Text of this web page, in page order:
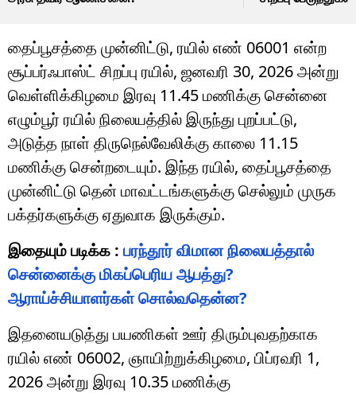
தைப்பூசத்தை முன்னிட்டு, ரயில் எண் 06001 என்ற
சூப்பர்ஃபாஸ்ட் சிறப்பு ரயில், ஜனவரி 30, 2026 அன்று
வெள்ளிக்கிழமை இரவு 11.45 மணிக்கு சென்னை
எழும்பூர் ரயில் நிலையத்தில் இருந்து புறப்பட்டு,
அடுத்த நாள் திருநெல்வேலிக்கு காலை 11.15
மணிக்கு சென்றடையும். இந்த ரயில், தைப்பூசத்தை
முன்னிட்டு தென் மாவட்டங்களுக்கு செல்லும் முருக
பக்தர்களுக்கு ஏதுவாக இருக்கும்.
இதையும் படிக்க : பரந்தூர் விமான நிலையத்தால்
சென்னைக்கு மிகப்பெரிய ஆபத்து?
ஆராய்ச்சியாளர்கள் சொல்வதென்ன?
இதனையடுத்து பயணிகள் ஊர் திரும்புவதற்காக
ரயில் எண் 06002, ஞாயிற்றுக்கிழமை, பிப்ரவரி 1,
2026 அன்று இரவு 10.35 மணிக்கு